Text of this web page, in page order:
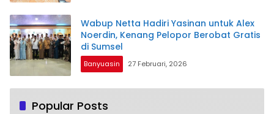
Wabup Netta Hadiri Yasinan untuk Alex
Noerdin, Kenang Pelopor Berobat Gratis
di Sumsel
Banyuasin 27 Februari, 2026
Popular Posts